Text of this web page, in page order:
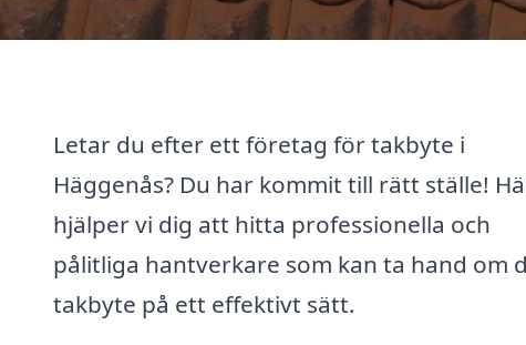
Letar du efter ett företag för takbyte i
Häggenås? Du har kommit till rätt ställe!
hjälper vi dig att hitta professionella och
pålitliga hantverkare som kan ta hand om
takbyte på ett effektivt sätt.